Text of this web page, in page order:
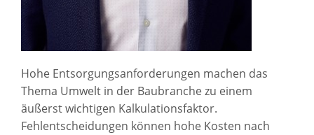
Hohe Entsorgungsanforderungen machen das
Thema Umwelt in der Baubranche zu einem
äußerst wichtigen Kalkulationsfaktor.
Fehlentscheidungen können hohe Kosten nach